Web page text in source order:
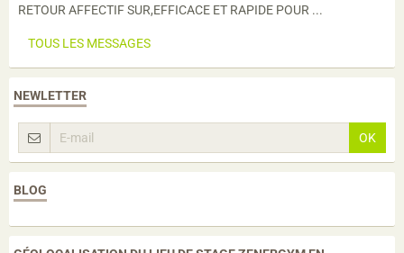
RETOUR AFFECTIF SUR,EFFICACE ET RAPIDE POUR ...
TOUS LES MESSAGES
NEWLETTER
OK
BLOG